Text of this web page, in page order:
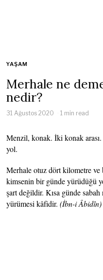
YAŞAM
Merhale ne
nedir?
31 Ağustos 2020 1 min read
Menzil, konak. İki konak
yol.
Merhale otuz dört kilometre ve
kimsenin bir günde yürüdüğü
şart değildir. Kısa günde
yürümesi kâfidir.(İbn-i Âbidîn)